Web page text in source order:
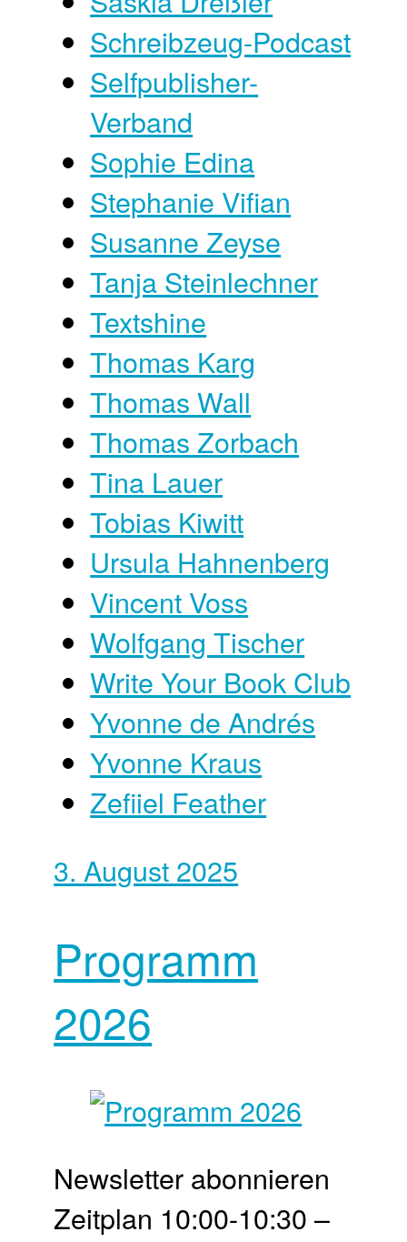
Schreibzeug-Podcast
Selfpublisher-
Verband
Sophie Edina
Stephanie Vifian
Susanne Zeyse
Tanja Steinlechner
Textshine
Thomas Karg
Thomas Wall
Thomas Zorbach
Tina Lauer
Tobias Kiwitt
Ursula Hahnenberg
Vincent Voss
Wolfgang Tischer
Write Your Book Club
Yvonne de Andrés
Yvonne Kraus
Zefiiel Feather
3. August 2025
Programm
2026
Newsletter abonnieren
Zeit­plan 10:00-10:30 –